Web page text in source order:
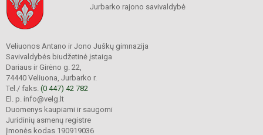
Jurbarko rajono savivaldybė
Veliuonos Antano ir Jono Juškų gimnazija
Savivaldybės biudžetinė įstaiga
Dariaus ir Girėno g. 22,
74440 Veliuona, Jurbarko r.
Tel./ faks. (0 447) 42 782
El. p. info@velg.lt
Duomenys kaupiami ir saugomi
Juridinių asmenų registre
Įmonės kodas 190919036